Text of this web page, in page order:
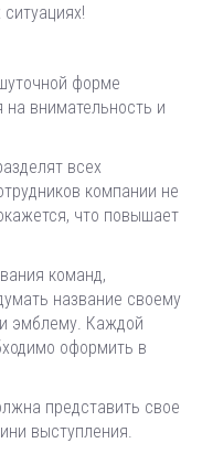
форме
внимательность и
всех
компании не
что повышает
команд,
название своему
эмблему. Каждой
оформить в
представить свое
выступления.